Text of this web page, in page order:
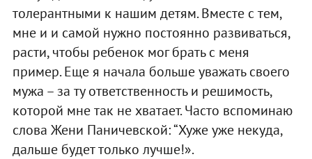
толерантными к нашим детям. Вместе с тем,
мне и и самой нужно постоянно развиваться,
расти, чтобы ребенок мог брать с меня
пример. Еще я начала больше уважать своего
мужа – за ту ответственность и решимость,
которой мне так не хватает. Часто вспоминаю
слова Жени Паничевской: “Хуже уже некуда,
дальше будет только лучше!».